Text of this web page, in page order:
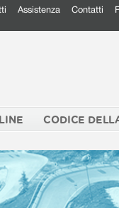
Assistenza Contatti
CODICE